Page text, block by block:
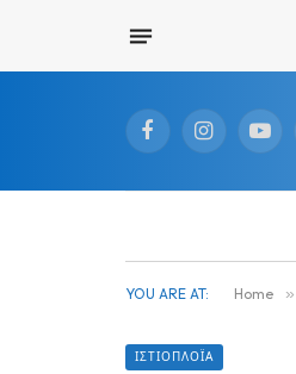
FacebookInstagram
YOU ARE AT: Home »
ΙΣΤΙΟΠΛΟΪ́Α